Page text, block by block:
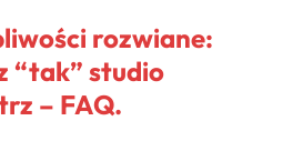
rozwiane:
“tak” studio
– FAQ.